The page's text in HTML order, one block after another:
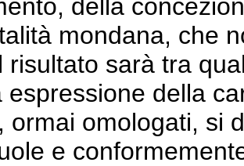
della
mondana, che
risultato sarà tra
espressione della
ormai omologati, si
e